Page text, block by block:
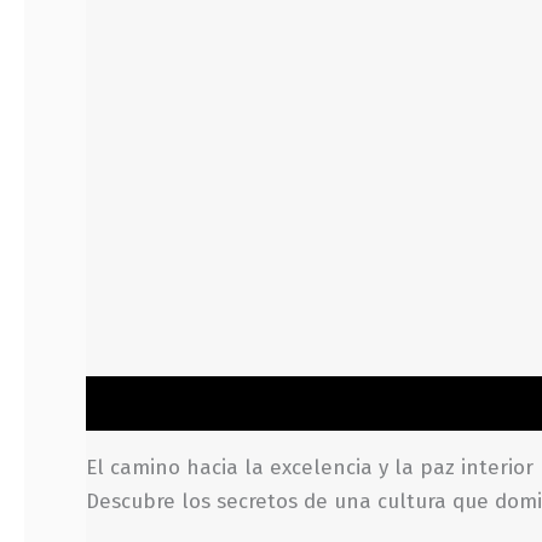
El camino hacia la excelencia y la paz interior
Descubre los secretos de una cultura que